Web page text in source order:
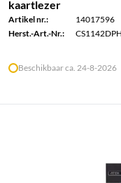
kaartlezer
Artikel nr.:
14017596
Herst.-Art.-Nr.:
Beschikbaar ca. 24-8-2026